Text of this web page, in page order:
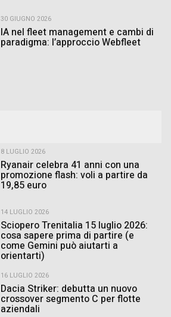
30 GIUGNO 2026
IA nel fleet management e cambi di
paradigma: l’approccio Webfleet
8 LUGLIO 2026
Ryanair celebra 41 anni con una
promozione flash: voli a partire da
19,85 euro
14 LUGLIO 2026
Sciopero Trenitalia 15 luglio 2026:
cosa sapere prima di partire (e
come Gemini può aiutarti a
orientarti)
16 LUGLIO 2026
Dacia Striker: debutta un nuovo
crossover segmento C per flotte
aziendali